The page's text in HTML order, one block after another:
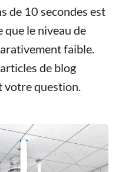
de 10 secondes est
le niveau de
faible.
de blog
votre question.